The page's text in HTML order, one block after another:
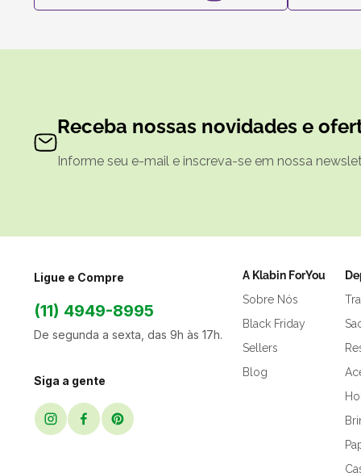
Receba nossas novidades e
Informe seu e-mail e inscreva-se em nossa
Ligue e Compre
(11) 4949-8995
De segunda a sexta, das 9h às 17h.
Siga a gente
A Klabin ForYou
Sobre Nós
Black Friday
Sellers
Blog